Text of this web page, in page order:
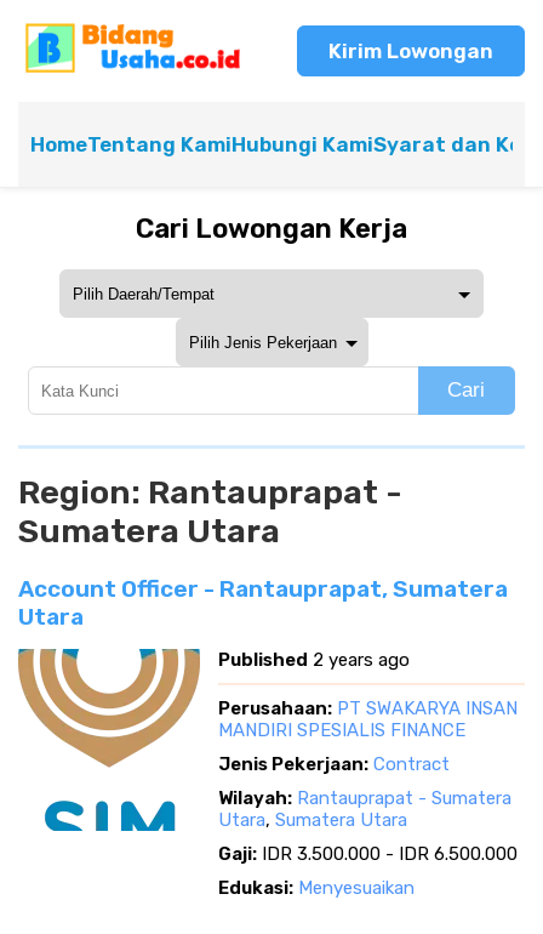
Kirim Lowongan
HomeTentang KamiHubungi KamiSyarat dan
Cari Lowongan Kerja
Cari
Region: Rantauprapat -
Sumatera Utara
Account Officer - Rantauprapat, Sumatera
Utara
Published 2 years ago
Perusahaan: PT SWAKARYA INSAN
MANDIRI SPESIALIS FINANCE
Jenis Pekerjaan: Contract
Wilayah: Rantauprapat - Sumatera
Utara, Sumatera Utara
Gaji: IDR 3.500.000 - IDR 6.500.000
Edukasi: Menyesuaikan